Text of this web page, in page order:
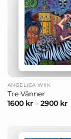
ANGELICA WIIK
Tre Vänner
1600 kr– 2900 kr